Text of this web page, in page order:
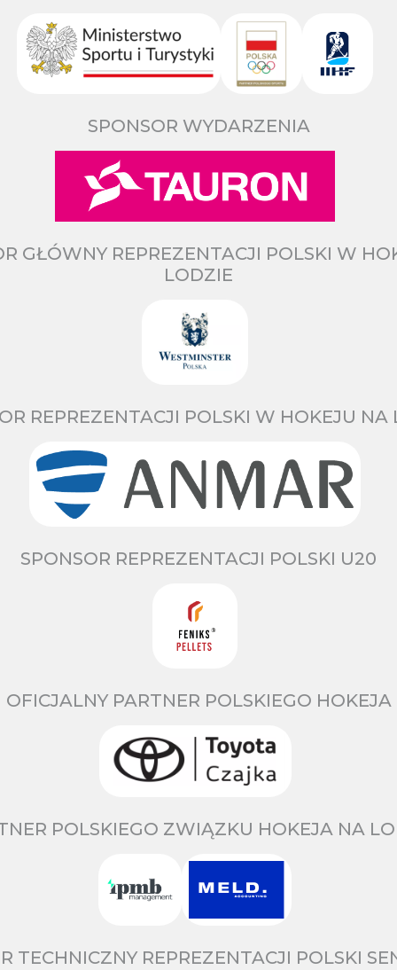
SPONSOR WYDARZENIA
GŁÓWNY REPREZENTACJI POLSKI W
LODZIE
REPREZENTACJI POLSKI W HOKEJU NA
SPONSOR REPREZENTACJI POLSKI U20
OFICJALNY PARTNER POLSKIEGO HOKEJA
POLSKIEGO ZWIĄZKU HOKEJA NA
TECHNICZNY REPREZENTACJI POLSKI